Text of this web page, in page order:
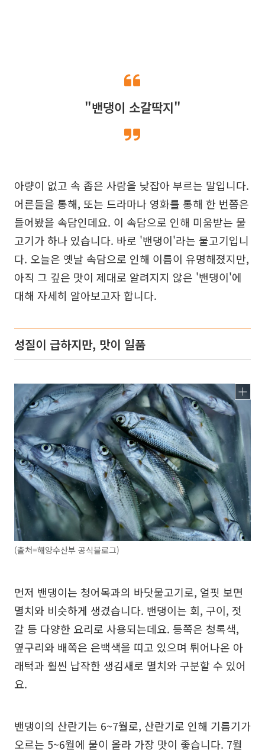
"밴댕이 소갈딱지"
아량이 없고 속 좁은 사람을 낮잡아 부르는 말입니다.
어른들을 통해, 또는 드라마나 영화를 통해 한 번쯤은
들어봤을 속담인데요. 이 속담으로 인해 미움받는 물
고기가 하나 있습니다. 바로 '밴댕이'라는 물고기입니
다. 오늘은 옛날 속담으로 인해 이름이 유명해졌지만,
아직 그 깊은 맛이 제대로 알려지지 않은 '밴댕이'에
대해 자세히 알아보고자 합니다.
성질이 급하지만, 맛이 일품
(출처=해양수산부 공식블로그)
먼저 밴댕이는 청어목과의 바닷물고기로, 얼핏 보면
멸치와 비슷하게 생겼습니다. 밴댕이는 회, 구이, 젓
갈 등 다양한 요리로 사용되는데요. 등쪽은 청록색,
옆구리와 배쪽은 은백색을 띠고 있으며 튀어나온 아
래턱과 훨씬 납작한 생김새로 멸치와 구분할 수 있어
요.
밴댕이의 산란기는 6~7월로, 산란기로 인해 기름기가
오르는 5~6월에 물이 올라 가장 맛이 좋습니다. 7월